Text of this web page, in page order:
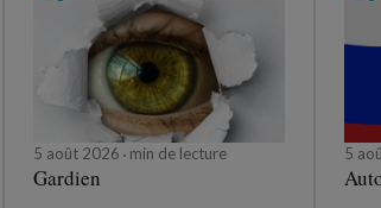
5 août 2026 min de lecture
Gardien
5